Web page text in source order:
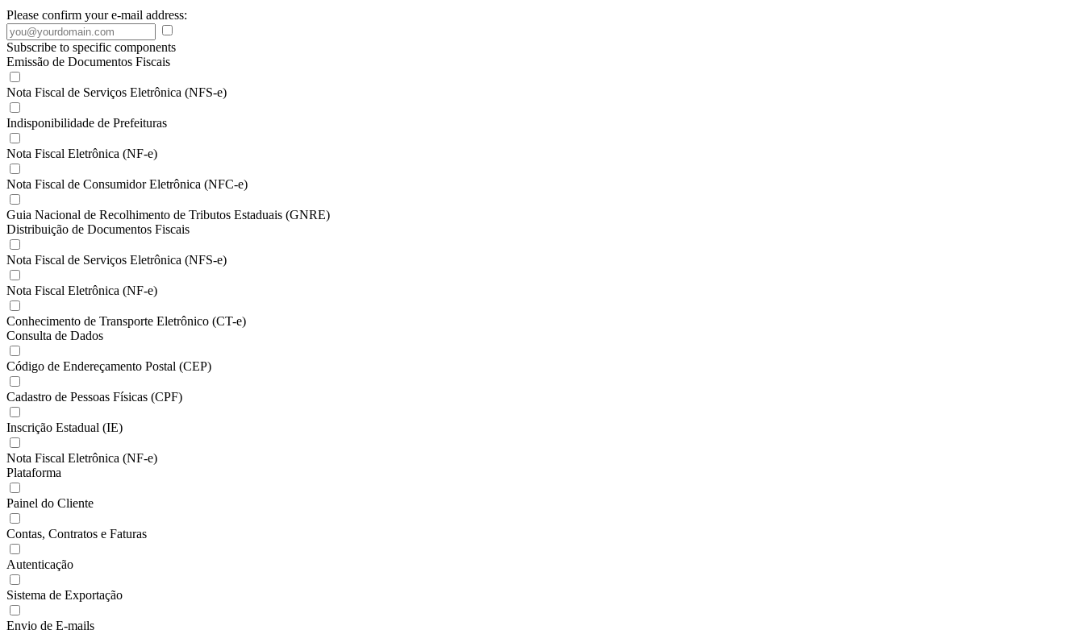
Please confirm your e-mail address:
Subscribe to specific components
Emissão de Documentos Fiscais
Nota Fiscal de Serviços Eletrônica (NFS-e)
Indisponibilidade de Prefeituras
Nota Fiscal Eletrônica (NF-e)
Nota Fiscal de Consumidor Eletrônica (NFC-e)
Guia Nacional de Recolhimento de Tributos Estaduais (GNRE)
Distribuição de Documentos Fiscais
Nota Fiscal de Serviços Eletrônica (NFS-e)
Nota Fiscal Eletrônica (NF-e)
Conhecimento de Transporte Eletrônico (CT-e)
Consulta de Dados
Código de Endereçamento Postal (CEP)
Cadastro de Pessoas Físicas (CPF)
Inscrição Estadual (IE)
Nota Fiscal Eletrônica (NF-e)
Plataforma
Painel do Cliente
Contas, Contratos e Faturas
Autenticação
Sistema de Exportação
Envio de E-mails